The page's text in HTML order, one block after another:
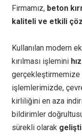
Firmamız, beton
kaliteli ve etkili
Kullanılan modern
kırılması işlemini
gerçekleştirmemize
işlemlerimizde,
kirliliğini en aza
bildirimler
sürekli olarak